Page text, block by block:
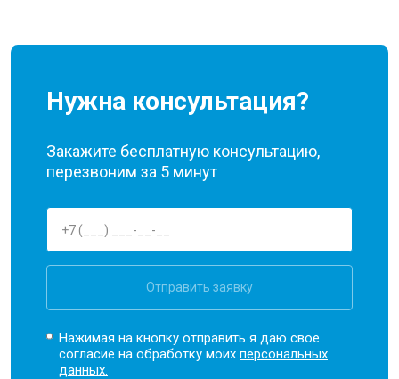
Нужна консультация?
Закажите бесплатную консультацию,
перезвоним за 5 минут
Отправить заявку
Нажимая на кнопку отправить я даю свое
согласие на обработку моихперсональных
данных.